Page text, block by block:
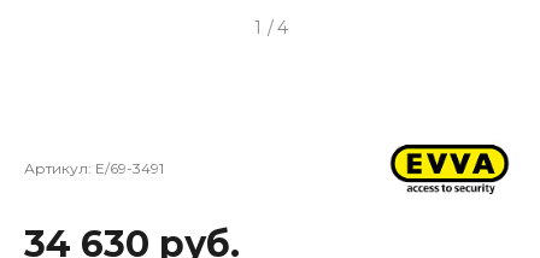
1 /4
Артикул: E/69-3491
34 630 руб.